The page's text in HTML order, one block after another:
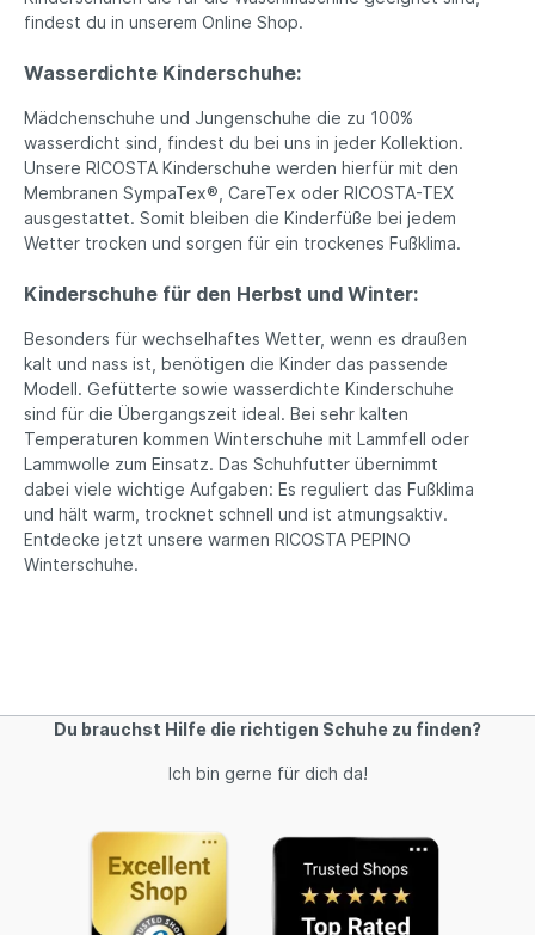
findest du in unserem Online Shop.
Wasserdichte Kinderschuhe:
Mädchenschuhe und Jungenschuhe die zu 100%
wasserdicht sind, findest du bei uns in jeder Kollektion.
Unsere RICOSTA Kinderschuhe werden hierfür mit den
Membranen SympaTex®, CareTex oder RICOSTA-TEX
ausgestattet. Somit bleiben die Kinderfüße bei jedem
Wetter trocken und sorgen für ein trockenes Fußklima.
Kinderschuhe für den Herbst und Winter:
Besonders für wechselhaftes Wetter, wenn es draußen
kalt und nass ist, benötigen die Kinder das passende
Modell. Gefütterte sowie wasserdichte Kinderschuhe
sind für die Übergangszeit ideal. Bei sehr kalten
Temperaturen kommen Winterschuhe mit Lammfell oder
Lammwolle zum Einsatz. Das Schuhfutter übernimmt
dabei viele wichtige Aufgaben: Es reguliert das Fußklima
und hält warm, trocknet schnell und ist atmungsaktiv.
Entdecke jetzt unsere warmen RICOSTA PEPINO
Winterschuhe.
Du brauchst Hilfe die richtigen Schuhe zu finden?
Ich bin gerne für dich da!